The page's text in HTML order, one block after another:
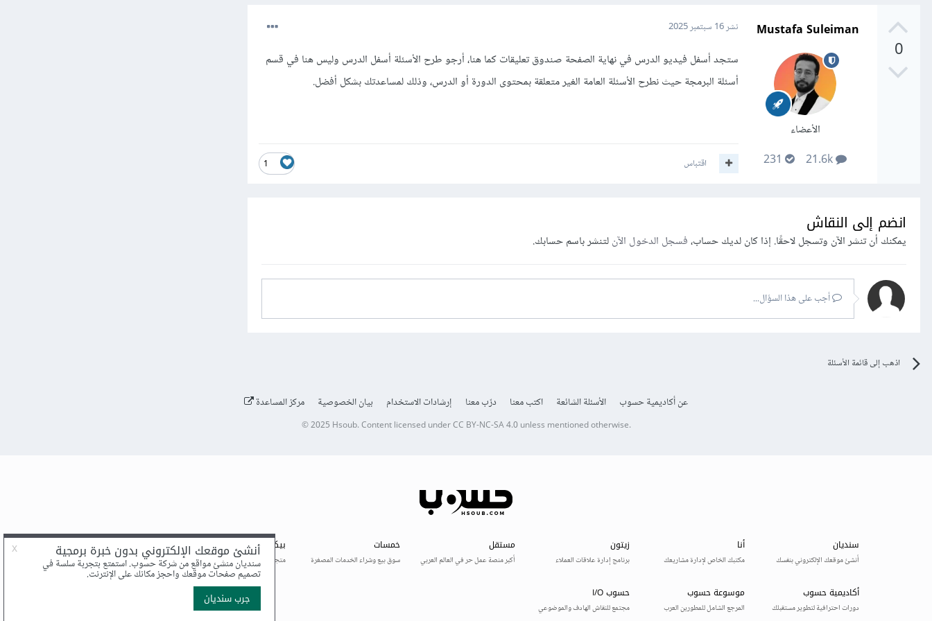
0
Mustafa Suleiman
الأعضاء
نشر16 سبتمبر 2025
ستجد أسفل فيديو الدرس في نهاية الصفحة صندوق تعليقات كما هنا، أرجو طرح الأسئلة أسفل الدرس وليس هنا في قسم
أسئلة البرمجة حيث نطرح الأسئلة العامة الغير متعلقة بمحتوى الدورة أو الدرس، وذلك لمساعدتك بشكل أفضل.
1 اقتباس
انضم إلى النقاش
يمكنك أن تنشر الآن وتسجل لاحقًا. إذا كان لديك حساب،فسجل الدخول الآنلتنشر باسم حسابك.
أجب على هذا السؤال...
اذهب إلى قائمة الأسئلة
عن أكاديمية حسوب الأسئلة الشائعة اكتب معنا درّب معنا إرشادات الاستخدام بيان الخصوصية مركز المساعدة
© 2025 Hsoub.Content licensed underCC BY-NC-SA 4.0unless mentioned otherwise.